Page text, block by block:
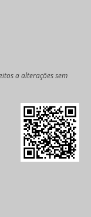
a alterações sem